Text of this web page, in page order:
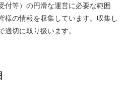
付等）の円滑な運営に必要な範囲
様の情報を収集しています。収集し
適切に取り扱います。